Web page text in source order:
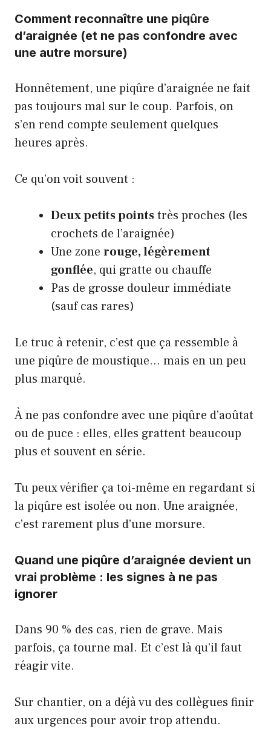
Comment reconnaître une piqûre
d’araignée (et ne pas confondre avec
une autre morsure)
Honnêtement, une piqûre d’araignée ne fait
pas toujours mal sur le coup. Parfois, on
s’en rend compte seulement quelques
heures après.
Ce qu’on voit souvent :
Deux petits pointstrès proches (les
crochets de l’araignée)
Une zone rouge, légèrement
gonflée, qui gratte ou chauffe
Pas de grosse douleur immédiate
(sauf cas rares)
Le truc à retenir, c’est que ça ressemble à
une piqûre de moustique… mais en un peu
plus marqué.
À ne pas confondre avec une piqûre d’aoûtat
ou de puce : elles, elles grattent beaucoup
plus et souvent en série.
Tu peux vérifier ça toi-même en regardant si
la piqûre est isolée ou non. Une araignée,
c’est rarement plus d’une morsure.
Quand une piqûre d’araignée devient un
vrai problème : les signes à ne pas
ignorer
Dans 90 % des cas, rien de grave. Mais
parfois, ça tourne mal. Et c’est là qu’il faut
réagir vite.
Sur chantier, on a déjà vu des collègues finir
aux urgences pour avoir trop attendu.